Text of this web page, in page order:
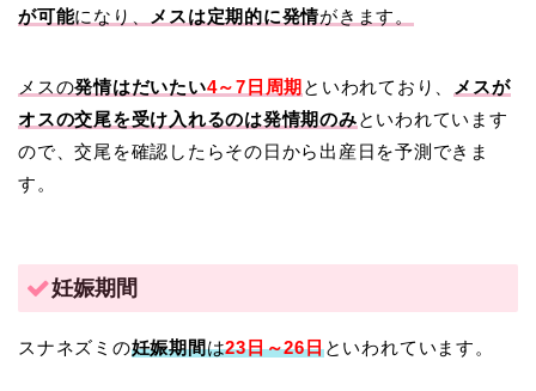
が可能になり、 メスは定期的に発情がきます。
メスの発情はだいたい4～7日周期 といわれており、
メスが
オスの交尾を受け入れるのは発情期のみといわれています
ので、交尾を確認したらその日から出産日を予測できま
す。
妊娠期間
スナネズミの妊娠期間は23日～26日といわれています。